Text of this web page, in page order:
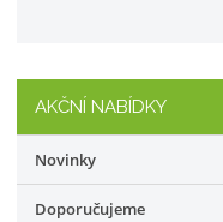
AKČNÍ NABÍDKY
Novinky
Doporučujeme